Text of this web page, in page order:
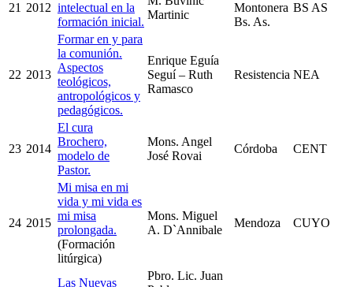
21 2012 intelectual en la
formación inicial.
Martinic
Montonera
Bs. As.
BS AS
22 2013
Formar en y para
la comunión.
Aspectos
teológicos,
antropológicos y
pedagógicos.
Enrique Eguía
Seguí – Ruth
Ramasco
Resistencia NEA
23 2014
El cura
Brochero,
modelo de
Pastor.
Mons. Angel
José Rovai
Córdoba CENT
24 2015
Mi misa en mi
vida y mi vida es
mi misa
prolongada.
(Formación
litúrgica)
Mons. Miguel
A. D`Annibale
Mendoza CUYO
Las Nuevas
Pbro. Lic. Juan